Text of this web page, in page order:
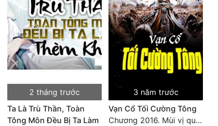
2 tháng trước
Ta Là Trù Thần, Toàn
Tông Môn Đều Bị Ta Làm
3 năm trước
Vạn Cổ Tối Cường Tông
Chương 2016. Mùi vị quen thuộc